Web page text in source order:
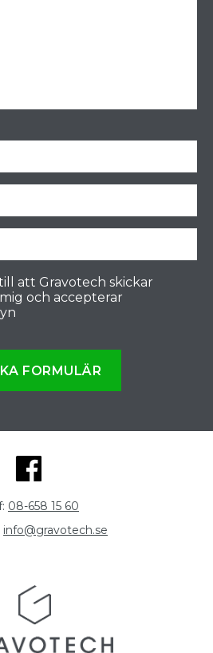
att Gravotech skickar
och accepterar
FORMULÄR
08-658 15 60
info@gravotech.se